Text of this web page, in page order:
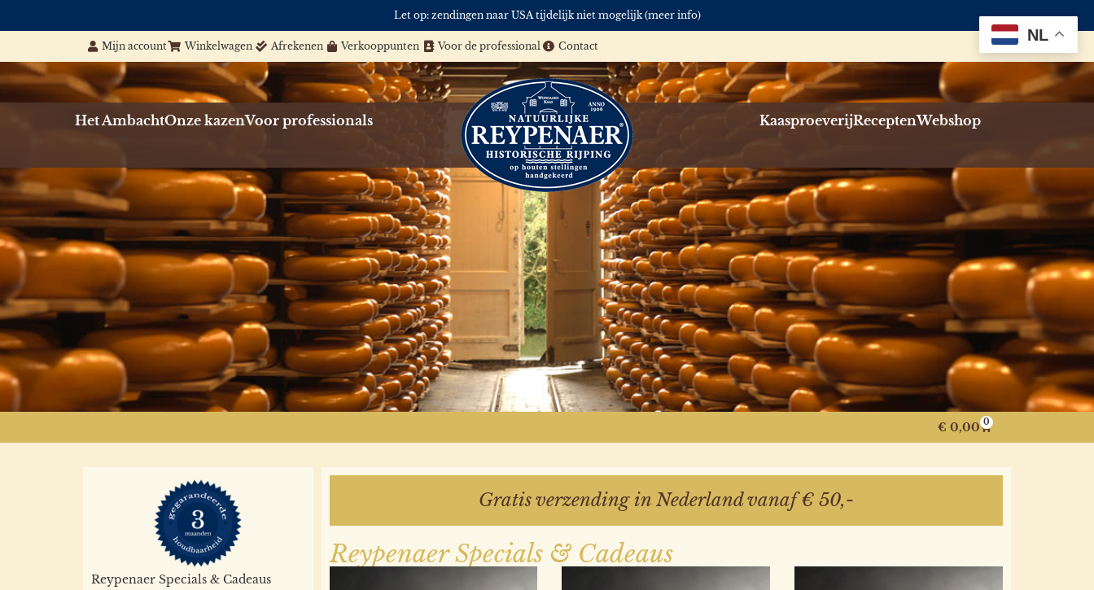
Let op: zendingen naar USA tijdelijk niet mogelijk (meer info)
Mijn account Winkelwagen Afrekenen Verkooppunten Voor de professional Contact
Het AmbachtOnze kazenVoor professionals KaasproeverijReceptenWebshop
€ 0,00 0
Reypenaer Specials & Cadeaus
Gratis verzending in Nederland vanaf € 50,-
Reypenaer Specials & Cadeaus
NL